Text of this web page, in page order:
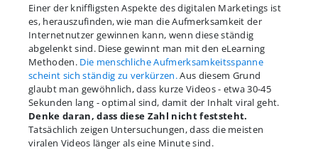
Einer der kniffligsten Aspekte des digitalen Marketings ist
es, herauszufinden, wie man die Aufmerksamkeit der
Internetnutzer gewinnen kann, wenn diese ständig
abgelenkt sind. Diese gewinnt man mit den eLearning
Methoden. Die menschliche Aufmerksamkeitsspanne
scheint sich ständig zu verkürzen.Aus diesem Grund
glaubt man gewöhnlich, dass kurze Videos - etwa 30-45
Sekunden lang - optimal sind, damit der Inhalt viral geht.
Denke daran, dass diese Zahl nicht feststeht.
Tatsächlich zeigen Untersuchungen, dass die meisten
viralen Videos länger als eine Minute sind.